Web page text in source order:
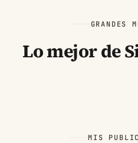
GRANDES
Lo mejor de
MIS